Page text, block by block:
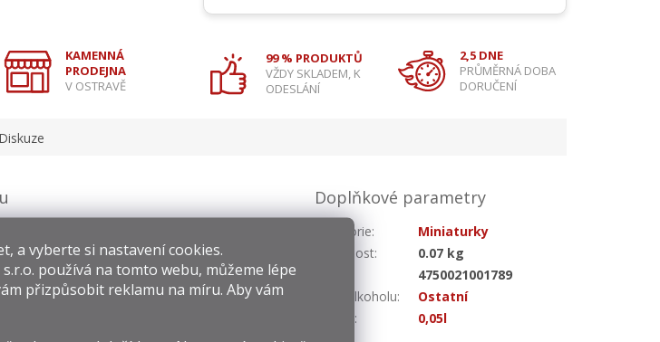
a vyberte si nastavení cookies.
používá na tomto webu, můžeme lépe
přizpůsobit reklamu na míru. Aby vám
KAMENNÁ
PRODEJNA
V OSTRAVĚ
99 % PRODUKTŮ
VŽDY SKLADEM, K
ODESLÁNÍ
2,5 DNE
PRŮMĚRNÁ DOBA
DORUČENÍ
Diskuze
Díky své čistotě a jemnosti je ideální jak
tak jako základ prémiových koktejlů.
kůra, lehká mineralita
pepřová
Doplňkové parametry
Kategorie:
Miniaturky
Hmotnost:
0.07 kg
4750021001789
Druh alkoholu:
Ostatní
: 0,05l